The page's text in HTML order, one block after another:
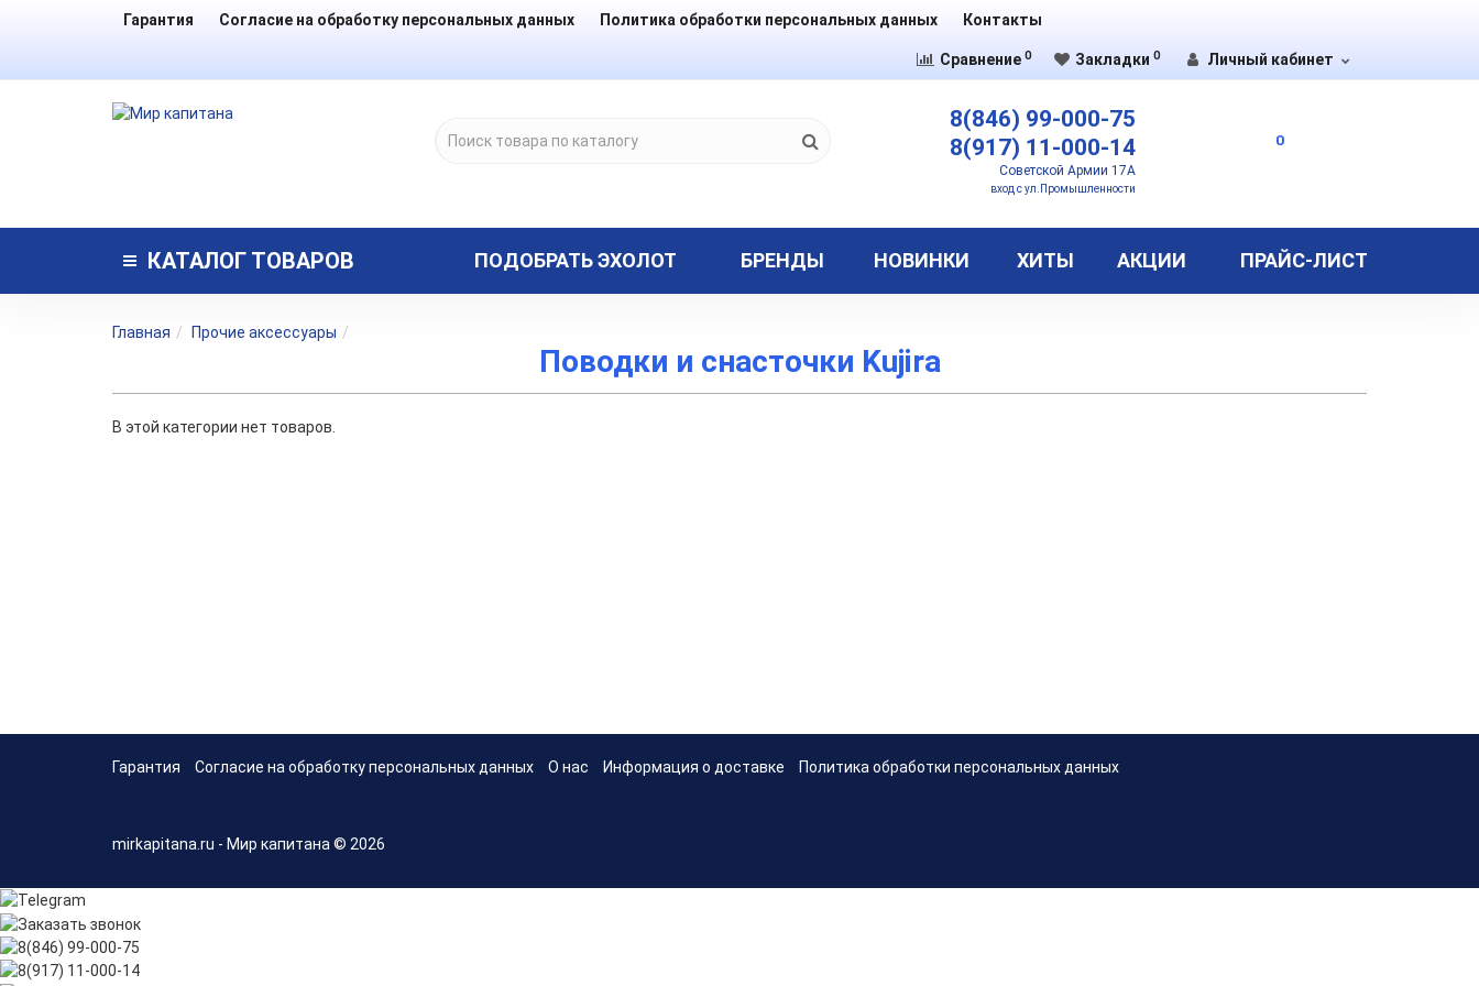
Гарантия Согласие на обработку персональных данных Политика обработки персональных данных Контакты
Сравнение 0 Закладки 0 Личный кабинет
8(846) 99-000-75
8(917) 11-000-14
Советской Армии 17А
вход с ул.Промышленности
0
КАТАЛОГ ТОВАРОВ ПОДОБРАТЬ ЭХОЛОТ БРЕНДЫ НОВИНКИ ХИТЫ АКЦИИ ПРАЙС-ЛИСТ
Главная Прочие аксессуары
Поводки и снасточки Kujira
В этой категории нет товаров.
Гарантия Согласие на обработку персональных данных О нас Информация о доставке Политика обработки персональных данных
mirkapitana.ru - Мир капитана © 2026